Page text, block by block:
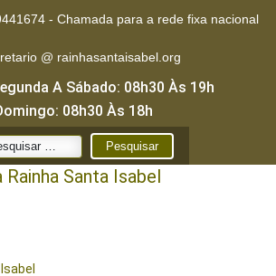
- Chamada para a rede fixa nacional
@ rainhasantaisabel.org
A Sábado: 08h30 Às 19h
08h30 Às 18h
Pesquisar